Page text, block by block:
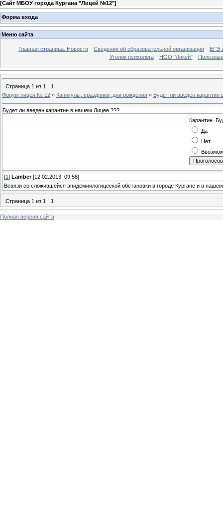
[Сайт МБОУ города Кургана "Лицей №12"]
Форма входа
Меню сайта
Главная страница. Новости Сведения об образовательной организации
ЕГЭ
Уголок психолога
НОО "Ликей"
Страница 1 из 1
1
Форум лицея № 12 » Каникулы, праздники, дни рождения » Будет ли введен
Будет ли введен карантин в нашем Лицее ???
Карантин.
Да
Нет
[1 ] Lamber[12.02.2013, 09:58]
Всвязи со сложившейся эпидемиилогицеской обстановки в городе Кургане и в
Страница 1 из 1 1
Полная версия сайта